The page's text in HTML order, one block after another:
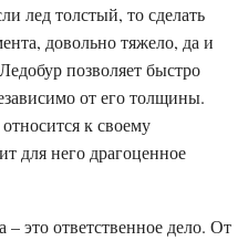
лед толстый, то сделать
довольно тяжело, да и
позволяет быстро
от его толщины.
к своему
для него драгоценное
это ответственное дело. От